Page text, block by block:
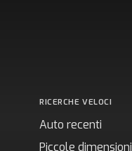
RICERCHE VELOCI
Auto recenti
Piccole dimensioni